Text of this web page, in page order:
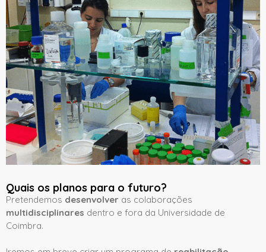
Quais os planos para o futuro?
Pretendemos desenvolver as colaborações
multidisciplinares dentro e fora da Universidade de
Coimbra.